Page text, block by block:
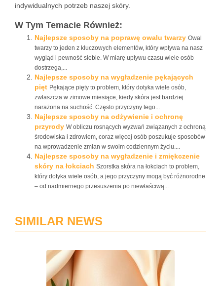
indywidualnych potrzeb naszej skóry.
W Tym Temacie Również:
Najlepsze sposoby na poprawę owalu twarzy Owal
twarzy to jeden z kluczowych elementów, który wpływa na nasz
wygląd i pewność siebie. W miarę upływu czasu wiele osób
dostrzega,...
Najlepsze sposoby na wygładzenie pękających
pięt Pękające pięty to problem, który dotyka wiele osób,
zwłaszcza w zimowe miesiące, kiedy skóra jest bardziej
narażona na suchość. Często przyczyny tego...
Najlepsze sposoby na odżywienie i ochronę
przyrody W obliczu rosnących wyzwań związanych z ochroną
środowiska i zdrowiem, coraz więcej osób poszukuje sposobów
na wprowadzenie zmian w swoim codziennym życiu....
Najlepsze sposoby na wygładzenie i zmiękczenie
skóry na łokciach Szorstka skóra na łokciach to problem,
który dotyka wiele osób, a jego przyczyny mogą być różnorodne
– od nadmiernego przesuszenia po niewłaściwą...
SIMILAR NEWS